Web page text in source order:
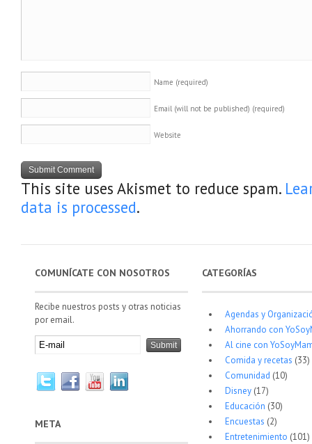
Name (required)
Email (will not be published) (required)
Website
This site uses Akismet to reduce spam.
data is processed.
COMUNÍCATE CON NOSOTROS
Recibe nuestros posts y otras noticias
por email.
META
CATEGORÍAS
Agendas y
Ahorrando con
Al cine con
Comida y recetas (33)
Comunidad (10)
Disney(17)
Educación (30)
Encuestas (2)
Entretenimiento (101)